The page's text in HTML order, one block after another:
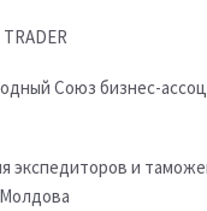
Союз бизнес-
экспедиторов и